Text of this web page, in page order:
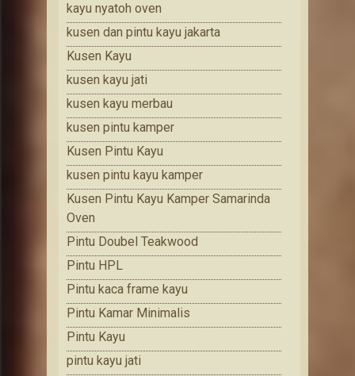
kayu nyatoh oven
kusen dan pintu kayu jakarta
Kusen Kayu
kusen kayu jati
kusen kayu merbau
kusen pintu kamper
Kusen Pintu Kayu
kusen pintu kayu kamper
Kusen Pintu Kayu Kamper Samarinda
Oven
Pintu Doubel Teakwood
Pintu HPL
Pintu kaca frame kayu
Pintu Kamar Minimalis
Pintu Kayu
pintu kayu jati